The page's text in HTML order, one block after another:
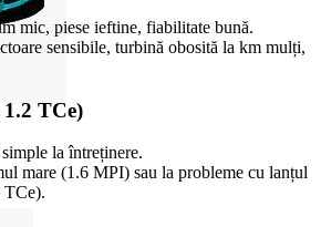
mic, piese ieftine, fiabilitate bună.
sensibile, turbină obosită la km mulți,
TCe)
la întreținere.
mare (1.6 MPI) sau la probleme cu lanțul
TCe).